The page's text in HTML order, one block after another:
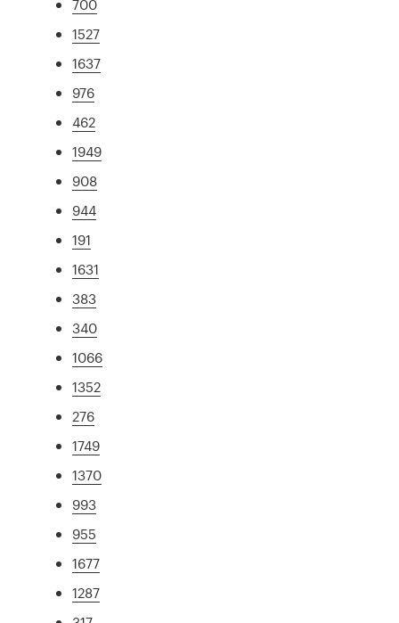
700
1527
1637
976
462
1949
908
944
191
1631
383
340
1066
1352
276
1749
1370
993
955
1677
1287